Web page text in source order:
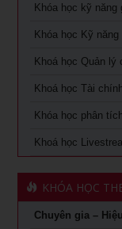
Khoá học Xem
Khoá học quản
Khoá học Quản
Ứng dụng AI
Khoá học
Khóa Học đào
Khóa Học Quản
Khóa Học Phong
Khóa học phong
Khóa Học Giám
Khóa Học CEO –
Khóa học kỹ năng
Khóa học Kỹ
Khoá học Quản lý
Khoá học Tài
Khóa học phân
Khoá học
KHÓA HỌC
Chuyên gia –